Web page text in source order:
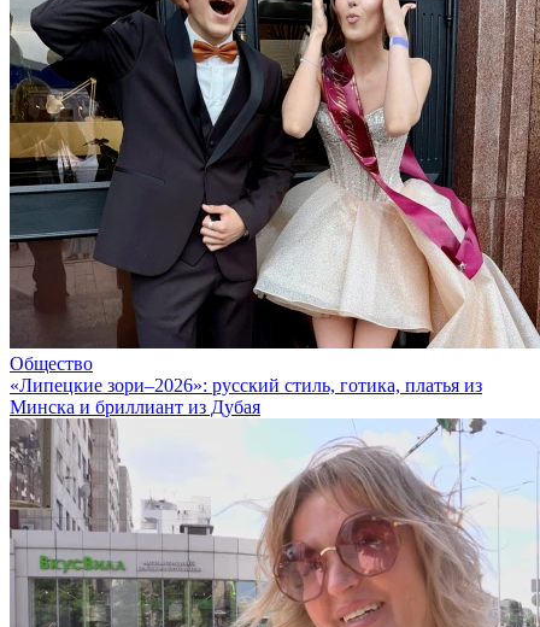
Общество
«Липецкие зори–2026»: русский стиль, готика, платья из
Минска и бриллиант из Дубая